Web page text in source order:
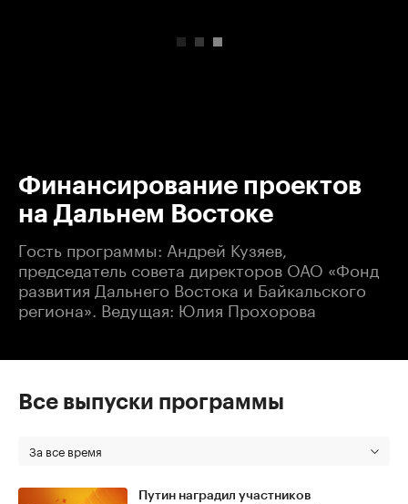
Финансирование проектов
на Дальнем Востоке
Гость программы: Андрей Кузяев,
председатель совета директоров ОАО «Фонд
развития Дальнего Востока и Байкальского
региона». Ведущая: Юлия Прохорова
Все выпуски программы
За все время
Путин наградил участников